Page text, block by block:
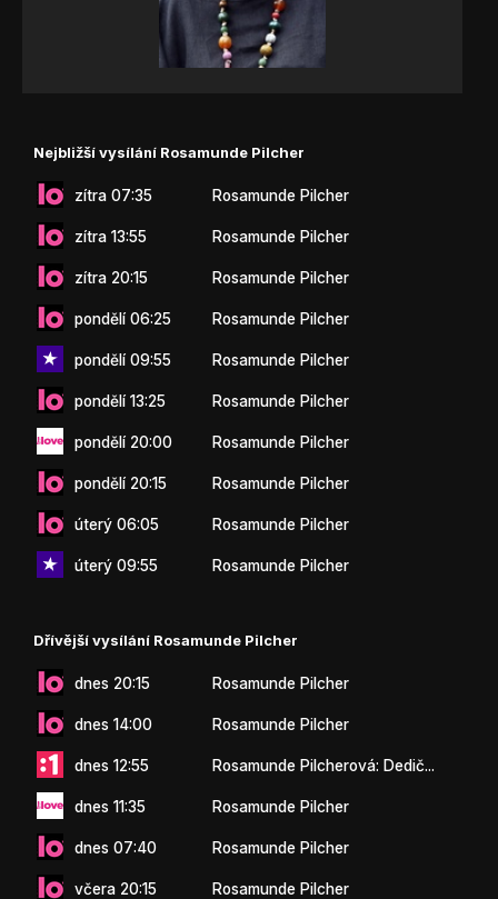
Nejbližší vysílání Rosamunde Pilcher
zítra 07:35 Rosamunde Pilcher
zítra 13:55 Rosamunde Pilcher
zítra 20:15 Rosamunde Pilcher
pondělí 06:25 Rosamunde Pilcher
pondělí 09:55 Rosamunde Pilcher
pondělí 13:25 Rosamunde Pilcher
pondělí 20:00 Rosamunde Pilcher
pondělí 20:15 Rosamunde Pilcher
úterý 06:05 Rosamunde Pilcher
úterý 09:55 Rosamunde Pilcher
Dřívější vysílání Rosamunde Pilcher
dnes 20:15 Rosamunde Pilcher
dnes 14:00 Rosamunde Pilcher
dnes 12:55 Rosamunde Pilcherová: Dedič...
dnes 11:35 Rosamunde Pilcher
dnes 07:40 Rosamunde Pilcher
včera 20:15 Rosamunde Pilcher